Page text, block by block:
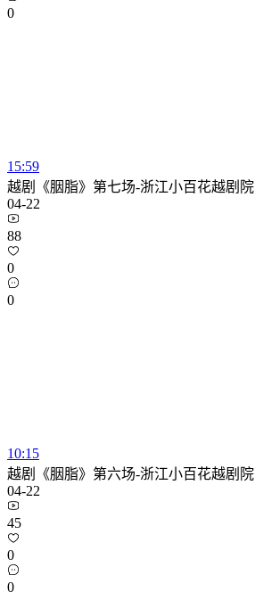
0
15:59
越剧《胭脂》第七场-浙江小百花越剧院
04-22
88
0
0
10:15
越剧《胭脂》第六场-浙江小百花越剧院
04-22
45
0
0